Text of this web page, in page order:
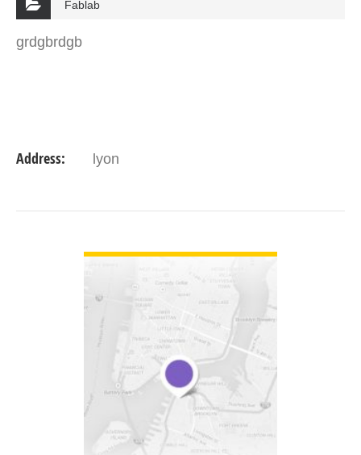
Fablab
grdgbrdgb
Address: lyon